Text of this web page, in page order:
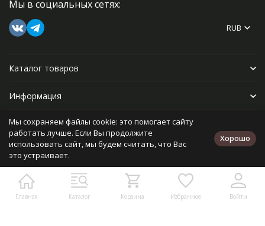
Главная Каталог Корзина Избранное Войти
Мы в социальных сетях:
RUB
Каталог товаров
Информация
Прочее
Политика персональных данных
Разработано в
bodysite.ru
Мы сохраняем файлы cookie: это помогает сайту
работать лучше. Если Вы продолжите
использовать сайт, мы будем считать, что Вас
это устраивает.
Хорошо